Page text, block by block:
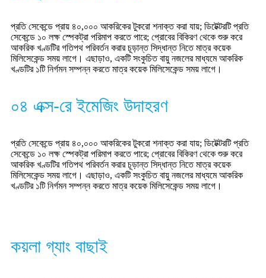
প্রতি সেকেন্ডে প্রায় ৪০,০০০ আকরিকের টুকরো শনাক্ত করা যায়; ডিটেক্টরটি প্রতি
সেকেন্ডে ১০ লক্ষ স্পেকট্রা পরিমাপ করতে পারে; প্রোবের বিকিরণ থেকে শুরু করে
আকরিক খণ্ডটির গতিপথ পরিবর্তন করার চূড়ান্ত সিদ্ধান্ত নিতে মাত্র কয়েক
মিলিসেকেন্ড সময় লাগে। এছাড়াও, একটি সংকুচিত বায়ু নজলের মাধ্যমে আকরিক
খণ্ডটির ১টি নির্গমন সম্পন্ন করতে মাত্র কয়েক মিলিসেকেন্ড সময় লাগে।
০৪ এক্স-রে ইমেজিং উদাহরণ
প্রতি সেকেন্ডে প্রায় ৪০,০০০ আকরিকের টুকরো শনাক্ত করা যায়; ডিটেক্টরটি প্রতি
সেকেন্ডে ১০ লক্ষ স্পেকট্রা পরিমাপ করতে পারে; প্রোবের বিকিরণ থেকে শুরু করে
আকরিক খণ্ডটির গতিপথ পরিবর্তন করার চূড়ান্ত সিদ্ধান্ত নিতে মাত্র কয়েক
মিলিসেকেন্ড সময় লাগে। এছাড়াও, একটি সংকুচিত বায়ু নজলের মাধ্যমে আকরিক
খণ্ডটির ১টি নির্গমন সম্পন্ন করতে মাত্র কয়েক মিলিসেকেন্ড সময় লাগে।
কয়লা গ্যাং বাছাই